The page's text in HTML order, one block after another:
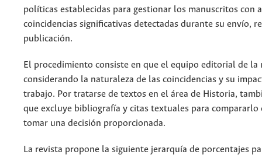
políticas establecidas para gestionar los manuscritos con
coincidencias significativas detectadas durante su envío,
publicación.
El procedimiento consiste en que el equipo editorial de la
considerando la naturaleza de las coincidencias y su
trabajo. Por tratarse de textos en el área de Historia,
que excluye bibliografía y citas textuales para
tomar una decisión proporcionada.
La revista propone la siguiente jerarquía de porcentajes